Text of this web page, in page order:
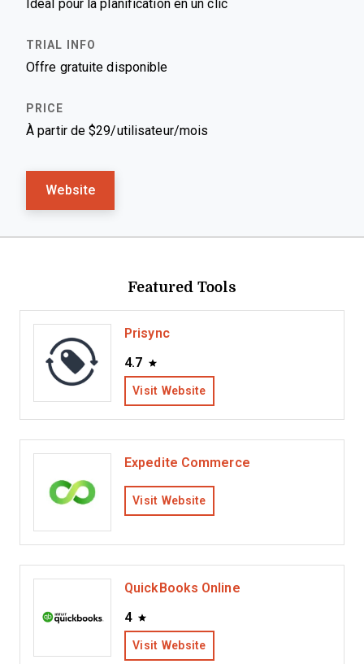
Idéal pour la planification en un clic
Offre gratuite disponible
À partir de $29/utilisateur/mois
Website
Featured Tools
Prisync
4.7
Visit Website
Expedite Commerce
Visit Website
QuickBooks Online
4
Visit Website